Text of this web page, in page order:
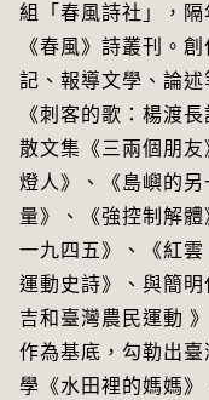
組「春風詩社」，
《春風》詩叢刊。
記、報導文學、論述
《刺客的歌：楊渡
散文集《三兩個朋
燈人》、《島嶼的
量》、《強控制解
一九四五》、《紅
運動史詩》、與簡
吉和臺灣農民運動
作為基底，勾勒出
學《水田裡的媽媽